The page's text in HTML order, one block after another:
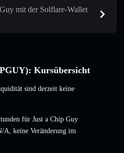
mit der Solflare-Wallet
Kursübersicht
sind derzeit keine
für Just a Chip Guy
A, keine Veränderung im